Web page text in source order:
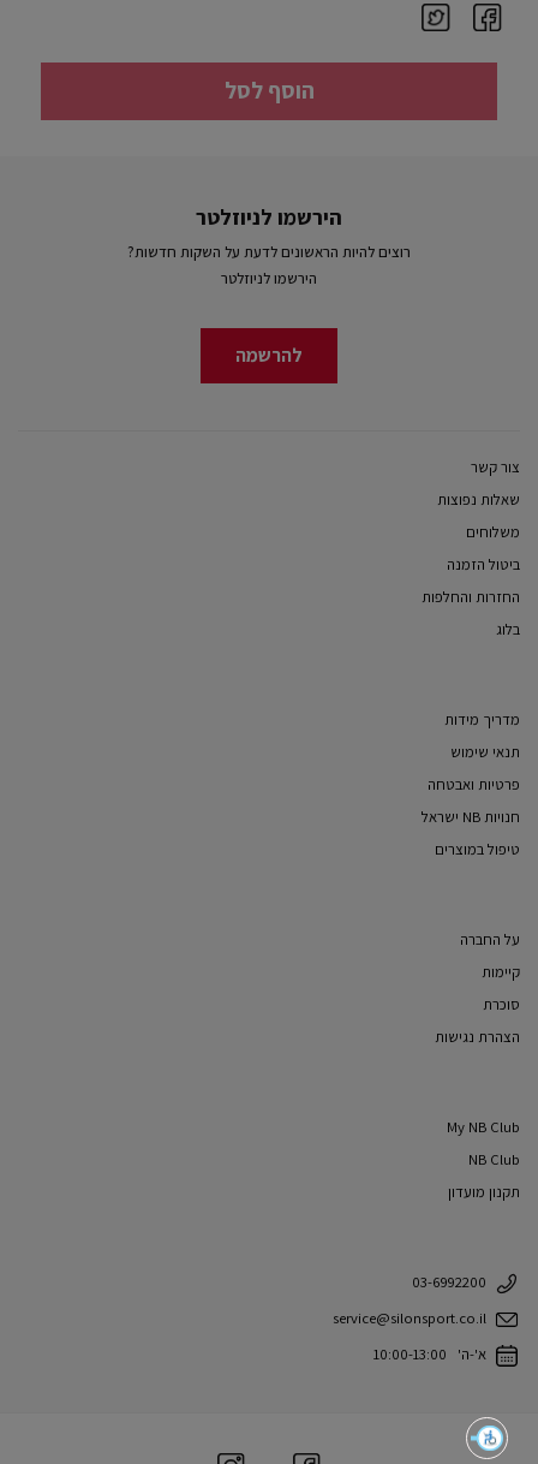
הוסף לסל
הירשמו לניוזלטר
רוצים להיות הראשונים לדעת על השקות חדשות?
הירשמו לניוזלטר
להרשמה
צור קשר
שאלות נפוצות
משלוחים
ביטול הזמנה
החזרות והחלפות
בלוג
מדריך מידות
תנאי שימוש
פרטיות ואבטחה
חנויות NB ישראל
טיפול במוצרים
על החברה
קיימות
סוכרת
הצהרת נגישות
My NB Club
NB Club
תקנון מועדון
03-6992200
service@silonsport.co.il
א'-ה' 10:00-13:00